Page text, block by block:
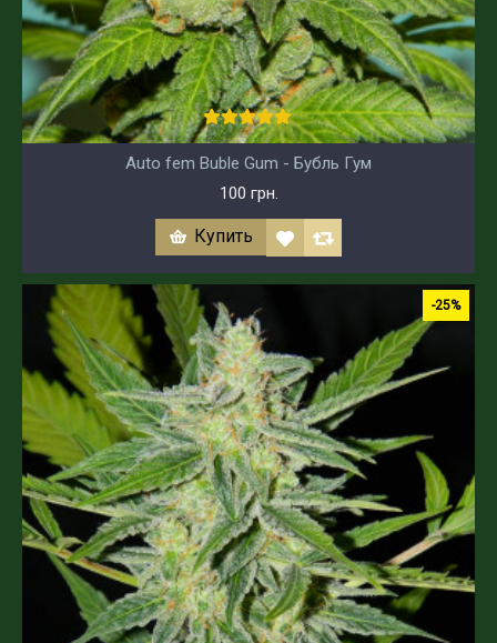
Auto fem Buble Gum - Бубль Гум
100 грн.
Купить
-25%